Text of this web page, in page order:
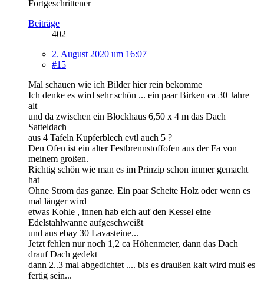
Fortgeschrittener
Beiträge
402
2. August 2020 um 16:07
#15
Mal schauen wie ich Bilder hier rein bekomme
Ich denke es wird sehr schön ... ein paar Birken ca 30 Jahre
alt
und da zwischen ein Blockhaus 6,50 x 4 m das Dach
Satteldach
aus 4 Tafeln Kupferblech evtl auch 5 ?
Den Ofen ist ein alter Festbrennstoffofen aus der Fa von
meinem großen.
Richtig schön wie man es im Prinzip schon immer gemacht
hat
Ohne Strom das ganze. Ein paar Scheite Holz oder wenn es
mal länger wird
etwas Kohle , innen hab eich auf den Kessel eine
Edelstahlwanne aufgeschweißt
und aus ebay 30 Lavasteine...
Jetzt fehlen nur noch 1,2 ca Höhenmeter, dann das Dach
drauf Dach gedekt
dann 2..3 mal abgedichtet .... bis es draußen kalt wird muß es
fertig sein...